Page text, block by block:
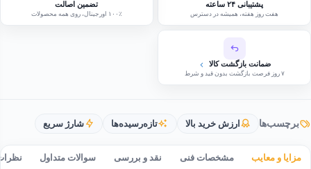
پشتیبانی ۲۴ ساعته
هفت روز هفته، همیشه در دسترس
تضمین اصالت
۱۰۰٪ اورجینال، روی همه محصولات
ضمانت بازگشت کالا
۷ روز فرصت بازگشت بدون قید و شرط
برچسب‌ها ارزش خرید بالا تازه‌رسیده‌ها شارژ سریع
مزایا و معایب مشخصات فنی نقد و بررسی سوالات متداول